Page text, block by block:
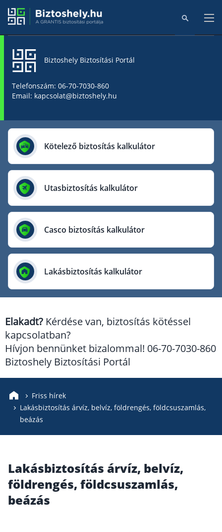
Biztosítók
AIG Biztosító
Allianz Biztosító
Cig Pannónia Biztosító
Genertel Biztosító
Groupama Biztosító
KÖBE Biztosító Egyesület
Mondial Assistance Biztosító
Posta Biztosító
Union Biztosító
Biztosítási hírek
Biztoshely Biztosítási Portál
Telefonszám: 06-70-7030-860
Email: kapcsolat@biztoshely.hu
Kötelező biztosítás kalkulátor
Utasbiztosítás kalkulátor
Casco biztosítás kalkulátor
Lakásbiztosítás kalkulátor
Elakadt? Kérdése van, biztosítás kötéssel
kapcsolatban?
Hívjon bennünket bizalommal! 06-70-7030-860
Biztoshely Biztosítási Portál
Friss hírek
Lakásbiztosítás árvíz, belvíz, földrengés, földcsuszamlás,
beázás
Lakásbiztosítás árvíz, belvíz,
földrengés, földcsuszamlás,
beázás